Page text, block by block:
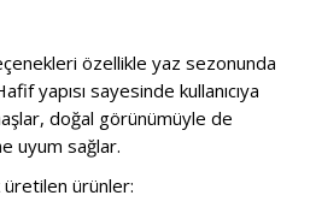
özellikle yaz sezonunda
yapısı sayesinde kullanıcıya
doğal görünümüyle de
uyum sağlar.
üretilen ürünler: